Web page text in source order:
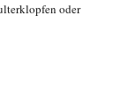
oder